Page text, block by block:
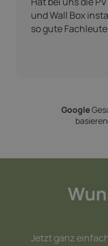
und Wall Box
so gute Fachleute
Google
Jetzt ganz